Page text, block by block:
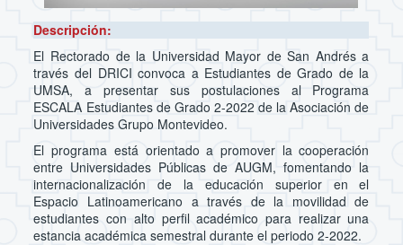
Descripción:
El Rectorado de la Universidad Mayor de San Andrés a
través del DRICI convoca a Estudiantes de Grado de la
UMSA, a presentar sus postulaciones al Programa
ESCALA Estudiantes de Grado 2-2022 de la Asociación de
Universidades Grupo Montevideo.
El programa está orientado a promover la cooperación
entre Universidades Públicas de AUGM, fomentando la
internacionalización de la educación superior en el
Espacio Latinoamericano a través de la movilidad de
estudiantes con alto perfil académico para realizar una
estancia académica semestral durante el periodo 2-2022.